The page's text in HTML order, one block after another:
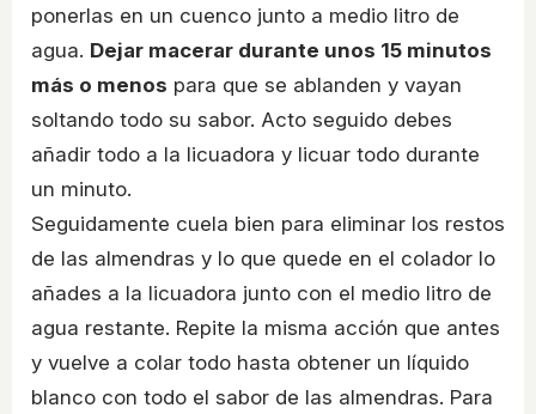
ponerlas en un cuenco junto a medio litro de
agua. Dejar macerar durante unos 15 minutos
más o menos para que se ablanden y vayan
soltando todo su sabor. Acto seguido debes
añadir todo a la licuadora y licuar todo durante
un minuto.
Seguidamente cuela bien para eliminar los restos
de las almendras y lo que quede en el colador lo
añades a la licuadora junto con el medio litro de
agua restante. Repite la misma acción que antes
y vuelve a colar todo hasta obtener un líquido
blanco con todo el sabor de las almendras. Para